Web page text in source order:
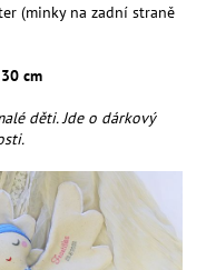
(minky na zadní straně
30 cm
děti. Jde o dárkový